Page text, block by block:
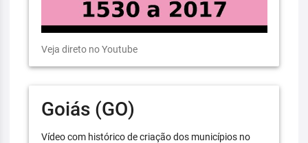
Veja direto no Youtube
Goiás (GO)
Vídeo com histórico de criação dos municípios no